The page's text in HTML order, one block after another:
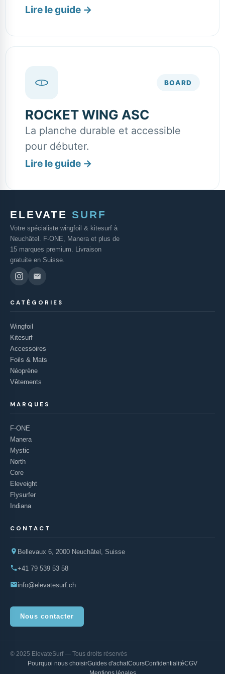
Lire le guide →
BOARD
ROCKET WING ASC
La planche durable et accessible
pour débuter.
Lire le guide →
ELEVATE SURF
Votre spécialiste wingfoil & kitesurf à
Neuchâtel. F-ONE, Manera et plus de
15 marques premium. Livraison
gratuite en Suisse.
CATÉGORIES
Wingfoil
Kitesurf
Accessoires
Foils & Mats
Néoprène
Vêtements
MARQUES
F-ONE
Manera
Mystic
North
Core
Eleveight
Flysurfer
Indiana
CONTACT
Bellevaux 6, 2000 Neuchâtel, Suisse
+41 79 539 53 58
info@elevatesurf.ch
Nous contacter
© 2025 ElevateSurf — Tous droits réservés
Pourquoi nous choisirGuides d'achatCoursConfidentialitéCGV